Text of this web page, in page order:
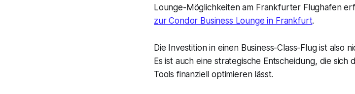
Lounge-Möglichkeiten am Frankfurter Flughafen
zur Condor Business Lounge in Frankfurt.
Die Investition in einen Business-Class-Flug ist also
Es ist auch eine strategische Entscheidung, die
Tools finanziell optimieren lässt.